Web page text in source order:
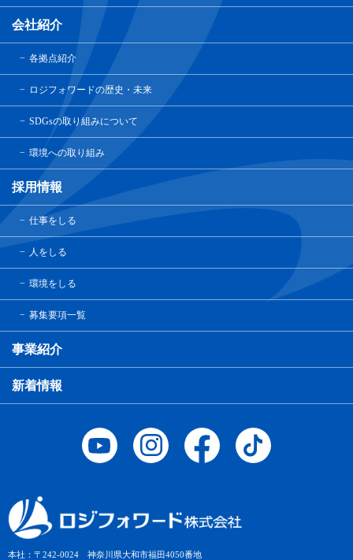
本社：〒242-0024 神奈川県大和市福田4050番地
会社紹介
各拠点紹介
ロジフォワードの歴史・未来
SDGsの取り組みについて
環境への取り組み
採用情報
仕事をしる
人をしる
環境をしる
募集要項一覧
事業紹介
新着情報